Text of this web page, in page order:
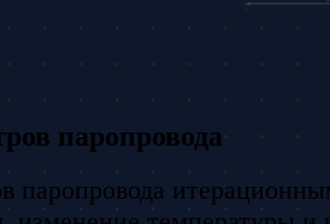
паропровода
паропровода